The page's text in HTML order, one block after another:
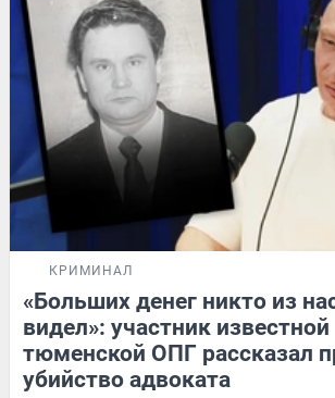
КРИМИНАЛ
«Больших денег никто из
видел»: участник известной
тюменской ОПГ рассказал
убийство адвоката